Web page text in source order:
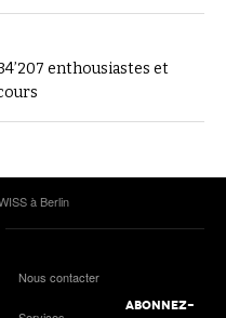
enthousiastes et
à Berlin
Nous contacter
ABONNEZ-